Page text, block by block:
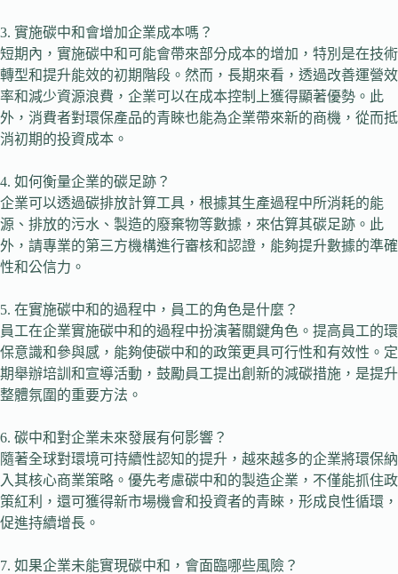
3. 實施碳中和會增加企業成本嗎？
短期內，實施碳中和可能會帶來部分成本的增加，特別是在技術
轉型和提升能效的初期階段。然而，長期來看，透過改善運營效
率和減少資源浪費，企業可以在成本控制上獲得顯著優勢。此
外，消費者對環保產品的青睞也能為企業帶來新的商機，從而抵
消初期的投資成本。
4. 如何衡量企業的碳足跡？
企業可以透過碳排放計算工具，根據其生產過程中所消耗的能
源、排放的污水、製造的廢棄物等數據，來估算其碳足跡。此
外，請專業的第三方機構進行審核和認證，能夠提升數據的準確
性和公信力。
5. 在實施碳中和的過程中，員工的角色是什麼？
員工在企業實施碳中和的過程中扮演著關鍵角色。提高員工的環
保意識和參與感，能夠使碳中和的政策更具可行性和有效性。定
期舉辦培訓和宣導活動，鼓勵員工提出創新的減碳措施，是提升
整體氛圍的重要方法。
6. 碳中和對企業未來發展有何影響？
隨著全球對環境可持續性認知的提升，越來越多的企業將環保納
入其核心商業策略。優先考慮碳中和的製造企業，不僅能抓住政
策紅利，還可獲得新市場機會和投資者的青睞，形成良性循環，
促進持續增長。
7. 如果企業未能實現碳中和，會面臨哪些風險？